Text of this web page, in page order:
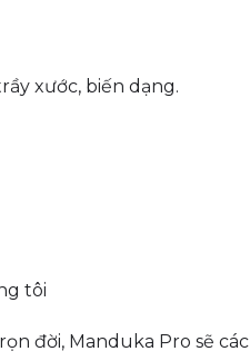
xước, biến dạng.
tôi
đời, Manduka Pro sẽ